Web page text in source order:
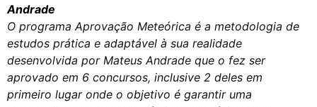
Andrade
O programa Aprovação Meteórica é a metodologia de
estudos prática e adaptável à sua realidade
desenvolvida por Mateus Andrade que o fez ser
aprovado em 6 concursos, inclusive 2 deles em
primeiro lugar onde o objetivo é garantir uma